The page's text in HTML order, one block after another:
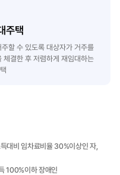
주택
할 수 있도록 대상자가 거주를
결한 후 저렴하게 재임대하는
대비 임차료비율 30%이상인 자,
100%이하 장애인